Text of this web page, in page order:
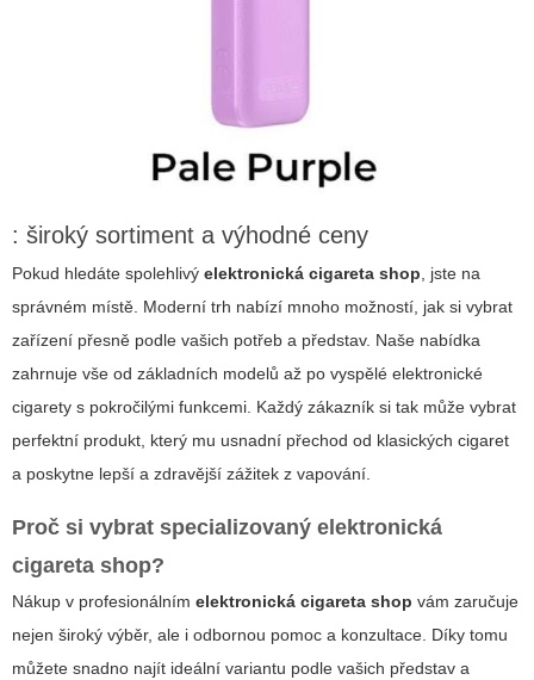
: široký sortiment a výhodné ceny
Pokud hledáte spolehlivý elektronická cigareta shop, jste na
správném místě. Moderní trh nabízí mnoho možností, jak si vybrat
zařízení přesně podle vašich potřeb a představ. Naše nabídka
zahrnuje vše od základních modelů až po vyspělé elektronické
cigarety s pokročilými funkcemi. Každý zákazník si tak může vybrat
perfektní produkt, který mu usnadní přechod od klasických cigaret
a poskytne lepší a zdravější zážitek z vapování.
Proč si vybrat specializovaný elektronická
cigareta shop?
Nákup v profesionálním elektronická cigareta shop vám zaručuje
nejen široký výběr, ale i odbornou pomoc a konzultace. Díky tomu
můžete snadno najít ideální variantu podle vašich představ a